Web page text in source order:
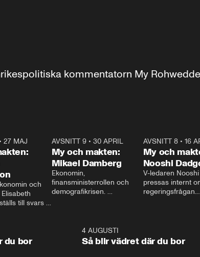
kommentatorn My
•27 MAJ
och
till svars
AVSNITT 9• 30 APRIL
My och makten:
Mikael Damberg
Ekonomin,
finansministerrollen och
demografikrisen.
och Makten.
AVSNITT 8• 16
My och
Nooshi
V-ledaren
pressas internt
regeringsfrågan.
– Vi ställer upp i
vara med så
1:06
du bor
4 AUGUSTI
Så blir vädret där du bor